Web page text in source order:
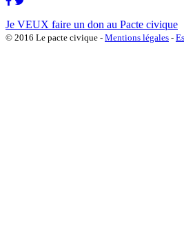
Je VEUX faire un don au Pacte civique
© 2016 Le pacte civique - Mentions légales -